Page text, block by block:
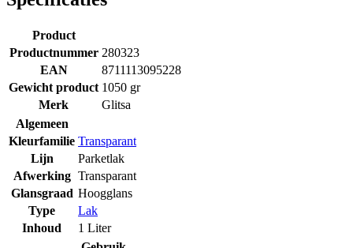
Product
Productnummer 280323
EAN
8711113095228
Gewicht product 1050 gr
Merk
Glitsa
Algemeen
Kleurfamilie Transparant
Lijn
Parketlak
Afwerking Transparant
Glansgraad Hoogglans
Type
Lak
Inhoud
1 Liter